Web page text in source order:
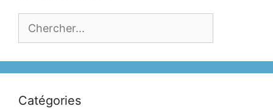
Catégories